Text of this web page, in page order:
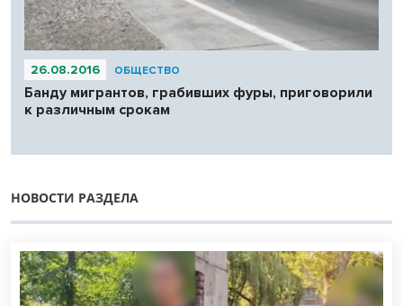
26.08.2016 ОБЩЕСТВО
Банду мигрантов, грабивших фуры, приговорили
к различным срокам
НОВОСТИ РАЗДЕЛА